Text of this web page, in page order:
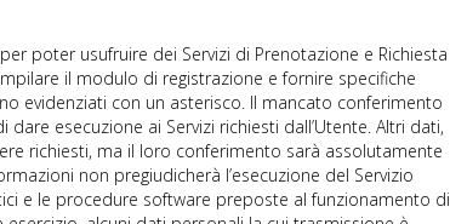
poter usufruire dei Servizi di Prenotazione e Richiesta
il modulo di registrazione e fornire specifiche
evidenziati con un asterisco. Il mancato conferimento
esecuzione ai Servizi richiesti dall’Utente. Altri dati,
richiesti, ma il loro conferimento sarà assolutamente
non pregiudicherà l’esecuzione del Servizio
e le procedure software preposte al funzionamento di